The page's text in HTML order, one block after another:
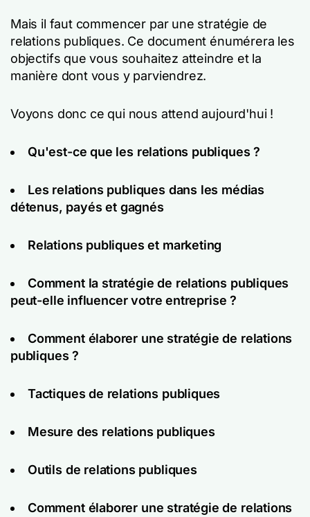
Mais il faut commencer par une stratégie de
relations publiques. Ce document énumérera les
objectifs que vous souhaitez atteindre et la
manière dont vous y parviendrez.
Voyons donc ce qui nous attend aujourd'hui !
Qu'est-ce que les relations publiques ?
Les relations publiques dans les médias
détenus, payés et gagnés
Relations publiques et marketing
Comment la stratégie de relations publiques
peut-elle influencer votre entreprise ?
Comment élaborer une stratégie de relations
publiques ?
Tactiques de relations publiques
Mesure des relations publiques
Outils de relations publiques
Comment élaborer une stratégie de relations